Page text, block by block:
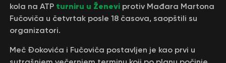
kola na ATP turniru u Ženeviprotiv Mađara Martona
Fučoviča u četvrtak posle 18 časova, saopštili su
organizatori.
Meč Đokovića i Fučoviča postavljen je kao prvi u